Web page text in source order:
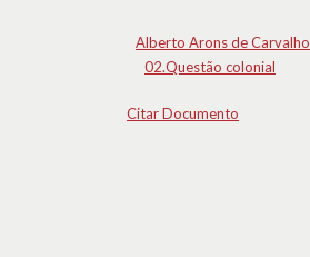
Alberto Arons de Carvalho
02.Questão colonial
Citar Documento